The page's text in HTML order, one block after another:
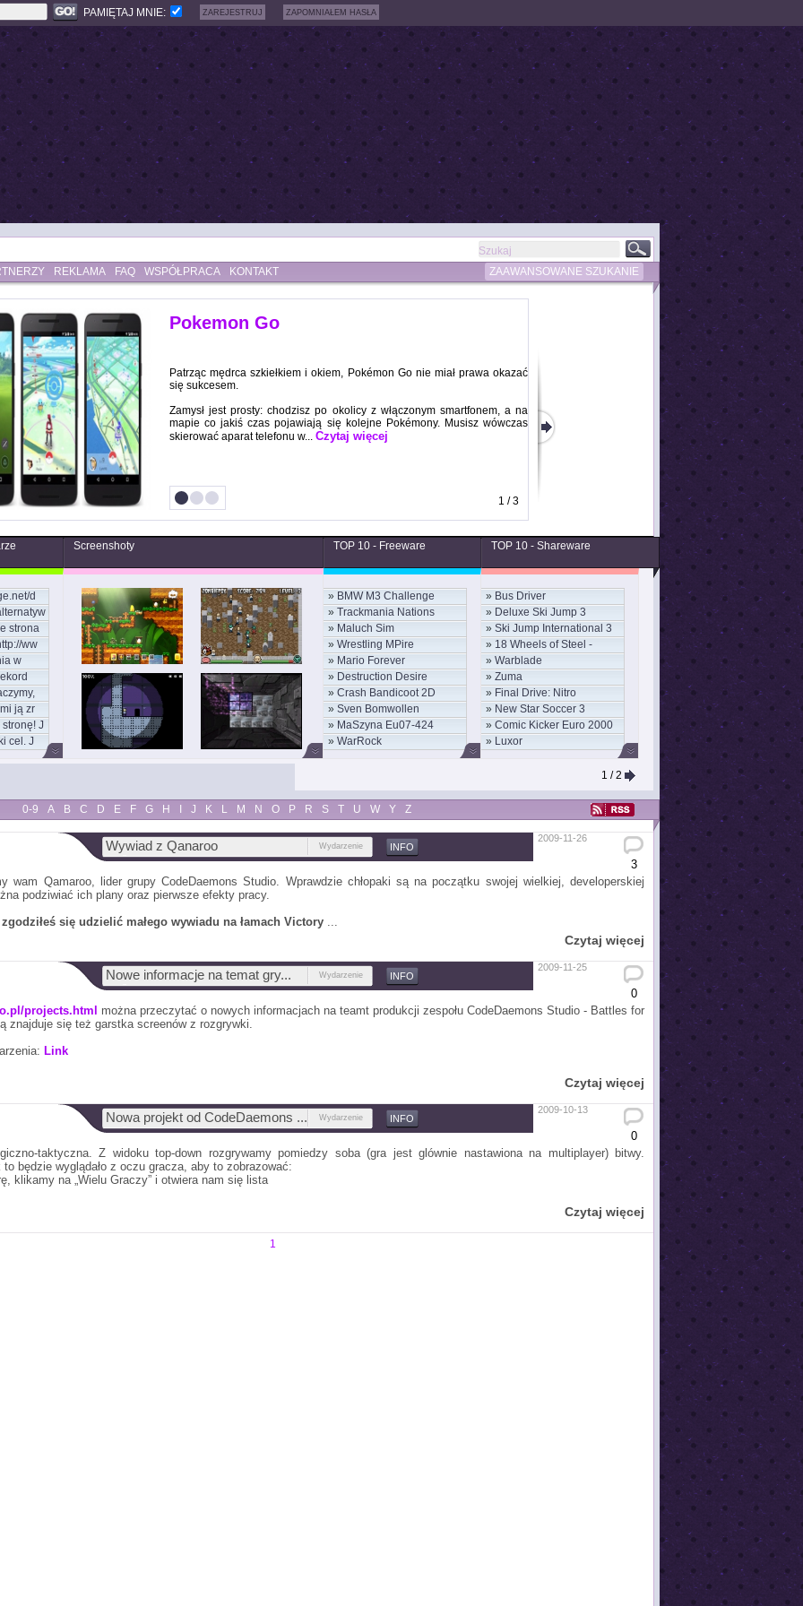
PAMIĘTAJ MNIE: ZAREJESTRUJ ZAPOMNIAŁEM HASŁA
REKLAMA FAQ WSPÓŁPRACA KONTAKT ZAAWANSOWANE SZUKANIE
Pokemon Go
Patrząc mędrca szkiełkiem i okiem, Pokémon Go nie miał prawa okazać
się sukcesem.
Zamysł jest prosty: chodzisz po okolicy z włączonym smartfonem, a na
mapie co jakiś czas pojawiają się kolejne Pokémony. Musisz wówczas
skierować aparat telefonu w... Czytaj więcej
1 / 3
Screenshoty TOP 10 - Freeware TOP 10 - Shareware
d
strona
ww
w
ją zr
stronę! J
cel. J
» BMW M3 Challenge
» Trackmania Nations
ESWC
» Maluch Sim
» Wrestling MPire
» Mario Forever
» Destruction Desire
» Crash Bandicoot 2D
» Sven Bomwollen
» MaSzyna Eu07-424
» WarRock
» Bus Driver
» Deluxe Ski Jump 3
» Ski Jump International 3
» 18 Wheels of Steel -
Convoy
» Warblade
» Zuma
» Final Drive: Nitro
» New Star Soccer 3
» Comic Kicker Euro 2000
» Luxor
1 / 2
0-9 A B C D E F G H J K L M N O P R S T U W Y Z
Wywiad z Qanaroo Wydarzenie INFO
2009-11-26
3
wam Qamaroo, lider grupy CodeDaemons Studio. Wprawdzie chłopaki są na początku swojej wielkiej, developerskiej
podziwiać ich plany oraz pierwsze efekty pracy.
się udzielić małego wywiadu na łamach Victory ...
Czytaj więcej
Nowe informacje na temat gry... Wydarzenie INFO
2009-11-25
0
projects.html
można przeczytać o nowych informacjach na teamt produkcji zespołu CodeDaemons Studio - Battles for
znajduje się też garstka screenów z rozgrywki.
Link
Czytaj więcej
Nowa projekt od CodeDaemons ... Wydarzenie INFO
2009-10-13
0
taktyczna. Z widoku top-down rozgrywamy pomiedzy soba (gra jest glównie nastawiona na multiplayer) bitwy.
będzie wyglądało z oczu gracza, aby to zobrazować:
klikamy na „Wielu Graczy” i otwiera nam się lista
Czytaj więcej
1